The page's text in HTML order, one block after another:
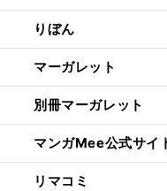
りぼん
マーガレット
別冊マーガレット
マンガMee公式サイ
リマコミ